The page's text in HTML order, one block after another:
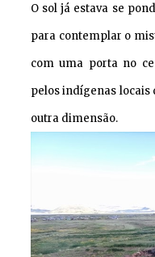
O sol já estava se
para contemplar o
com uma porta no
pelos indígenas
outra dimensão.